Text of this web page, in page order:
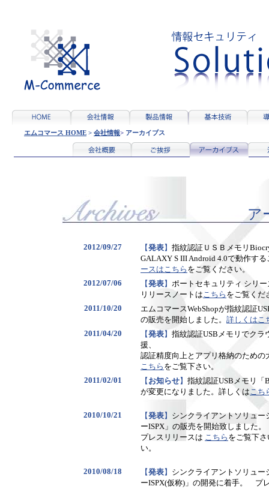
2012/09/27 【発表】 指紋認証ＵＳＢメモリ
GALAXY S III Android 4.0で動作す
ースはこちら をご覧ください。
2012/07/06
【発表】 ポートセキュリティ シリ
リリースノートはこちら をご覧くだ
2011/10/20
エムコマースWebShopが指紋認証
の販売を開始しました。 詳しくはこ
2011/04/20
【発表】 指紋認証USBメモリでクラ
援、
認証精度向上とアプリ格納のため
こちら をご覧下さい。
2011/02/01
【 お知らせ】 指紋認証USBメモリ「
が変更になりました。詳しくはこち
2010/10/21 【発表】 シンクライアントソリュー
ーISPX」の販売を開始致しました。
プレスリリースは こちら をご覧下
い。
2010/08/18 【発表】 シンクライアントソリュー
ーISPX(仮称)」の開発に着手。 プ
エムコマース HOME > 会社情報> アーカイブス
ア